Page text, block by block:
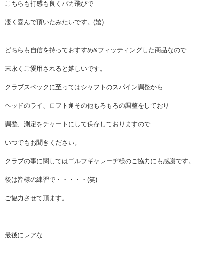
こちらも打感も良くバカ飛びで
凄く喜んで頂いたみたいです。(嬉)
どちらも自信を持っておすすめ&フィッティングした商品なので
末永くご愛用されると嬉しいです。
クラブスペックに至ってはシャフトのスパイン調整から
ヘッドのライ、ロフト角その他もろもろの調整をしており
調整、測定をチャートにして保存しておりますので
いつでもお聞きください。
クラブの事に関してはゴルフギャレーヂ様のご協力にも感謝です。
後は皆様の練習で・・・・・(笑)
ご協力させて頂ます。
最後にレアな